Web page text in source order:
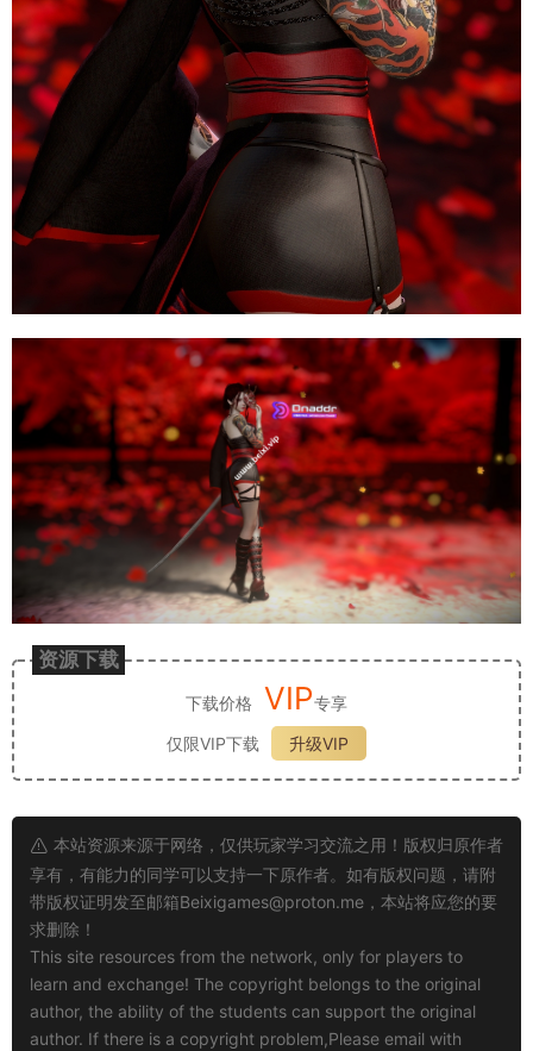
资源下载
下载价格 VIP专享
仅限VIP下载
升级VIP
本站资源来源于网络，仅供玩家学习交流之用！版权归原作者
享有，有能力的同学可以支持一下原作者。如有版权问题，请附
带版权证明发至邮箱Beixigames@proton.me ，本站将应您的要
求删除！
This site resources from the network, only for players to
learn and exchange! The copyright belongs to the original
author, the ability of the students can support the original
author. If there is a copyright problem,Please email with